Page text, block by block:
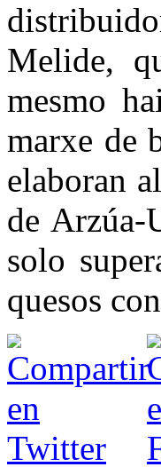
Melide,
mesmo
marxe de
elaboran
de Arzúa-
solo
quesos